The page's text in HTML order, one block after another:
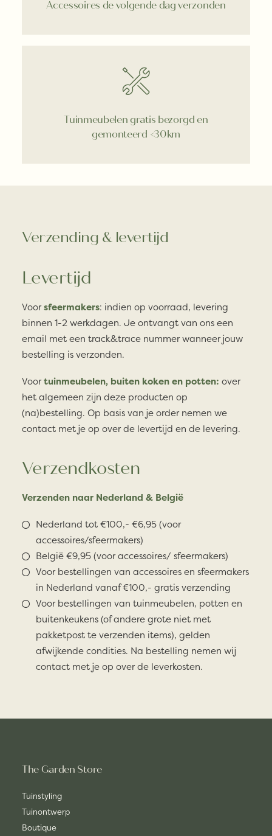
Accessoires de volgende dag verzonden
Tuinmeubelen gratis bezorgd en
gemonteerd <30km
Verzending & levertijd
Levertijd
Voorsfeermakers: indien op voorraad, levering
binnen 1-2 werkdagen. Je ontvangt van ons een
email met een track&trace nummer wanneer jouw
bestelling is verzonden.
Voortuinmeubelen, buiten koken en potten: over
het algemeen zijn deze producten op
(na)bestelling. Op basis van je order nemen we
contact met je op over de levertijd en de levering.
Verzendkosten
Verzenden naar Nederland & België
Nederland tot €100,- €6,95 (voor
accessoires/sfeermakers)
België €9,95 (voor accessoires/ sfeermakers)
Voor bestellingen van accessoires en sfeermakers
in Nederland vanaf €100,- gratis verzending
Voor bestellingen van tuinmeubelen, potten en
buitenkeukens (of andere grote niet met
pakketpost te verzenden items), gelden
afwijkende condities. Na bestelling nemen wij
contact met je op over de leverkosten.
The Garden Store
Tuinstyling
Tuinontwerp
Boutique